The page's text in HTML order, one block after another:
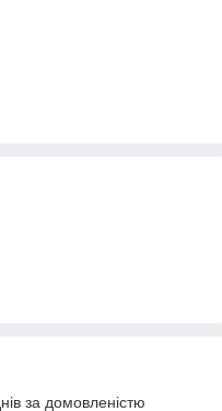
за домовленістю